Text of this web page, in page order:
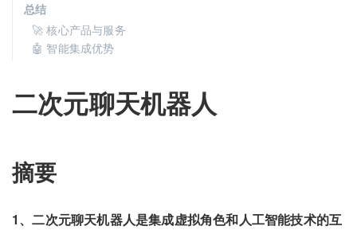
二次元聊天机器人
摘要
1、二次元聊天机器人是集成虚拟角色和人工智能技术的互
总结
🚀 核心产品与服务
🤖 智能集成优势